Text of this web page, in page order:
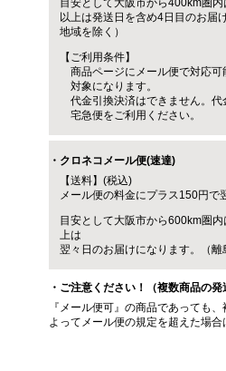
目安として大阪市から400km圏
以上は発送日を含め4日目のお届
地域を除く）
【ご利用条件】
商品ページにメール便で対応可
対象になります。
代金引換決済はできません。代
宅急便をご利用ください。
・クロネコメール便(速達)
【送料】(税込)
メール便の料金にプラス150円で
目安として大阪市から600km圏
上は
翌々日のお届けになります。（
・ご注意ください！（複数商品の発
『メール便可』の商品であっても
よってメール便の規定を超えた場